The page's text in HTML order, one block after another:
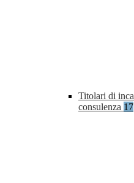
Titolari di
consulenza 17